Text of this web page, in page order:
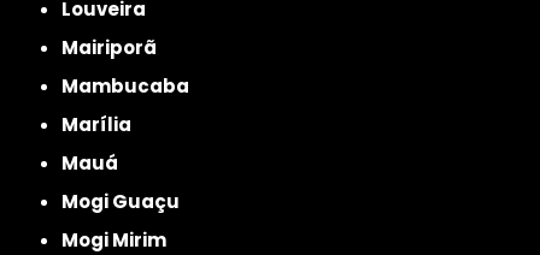
Louveira
Mairiporã
Mambucaba
Marília
Mauá
Mogi Guaçu
Mogi Mirim